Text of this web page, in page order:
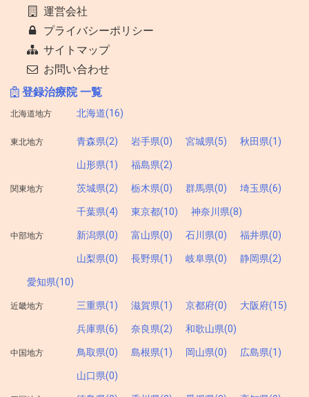
運営会社
プライバシーポリシー
サイトマップ
お問い合わせ
登録治療院 一覧
北海道地方 北海道(16)
東北地方 青森県(2) 岩手県(0) 宮城県(5) 秋田県(1)
山形県(1) 福島県(2)
関東地方 茨城県(2) 栃木県(0) 群馬県(0) 埼玉県(6)
千葉県(4) 東京都(10) 神奈川県(8)
中部地方 新潟県(0) 富山県(0) 石川県(0) 福井県(0)
山梨県(0) 長野県(1) 岐阜県(0) 静岡県(2)
愛知県(10)
近畿地方 三重県(1) 滋賀県(1) 京都府(0) 大阪府(15)
兵庫県(6) 奈良県(2) 和歌山県(0)
中国地方 鳥取県(0) 島根県(1) 岡山県(0) 広島県(1)
山口県(0)